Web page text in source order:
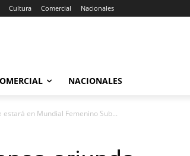
Cultura Comercial Nacionales
NACIONALES
en Mundial Femenino Sub...